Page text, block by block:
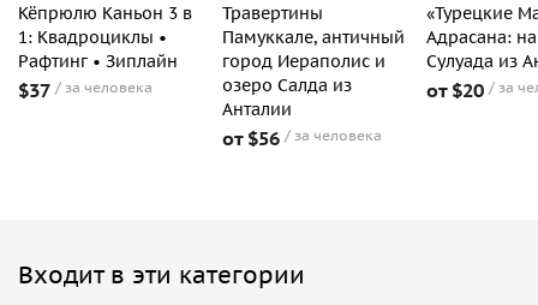
Кёпрюлю Каньон 3 в
1: Квадроциклы •
Рафтинг • Зиплайн
$37 за человека
Травертины
Памуккале, античный
город Иераполис и
озеро Салда из
Анталии
от $56 за человека
«Турецкие
Адрасана:
Сулуада из
от $20 за
Входит в эти категории